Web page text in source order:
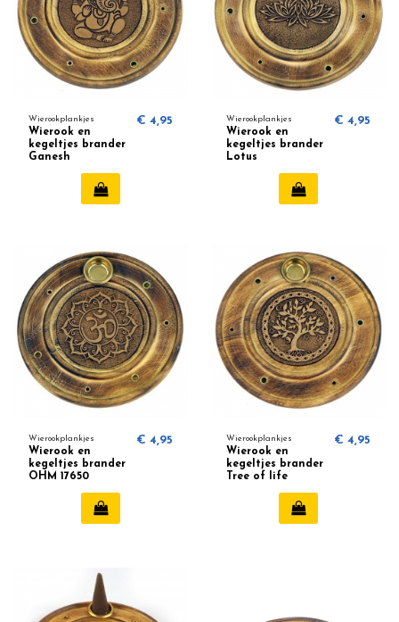
Wierookplankjes
Wierook en
kegeltjes brander
Ganesh
€ 4,95 Wierookplankjes
Wierook en
kegeltjes brander
Lotus
€ 4,95
Wierookplankjes
Wierook en
kegeltjes brander
OHM 17650
€ 4,95 Wierookplankjes
Wierook en
kegeltjes brander
Tree of life
€ 4,95